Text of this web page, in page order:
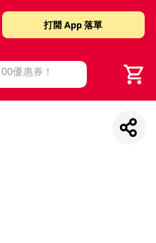
打開 App 落單